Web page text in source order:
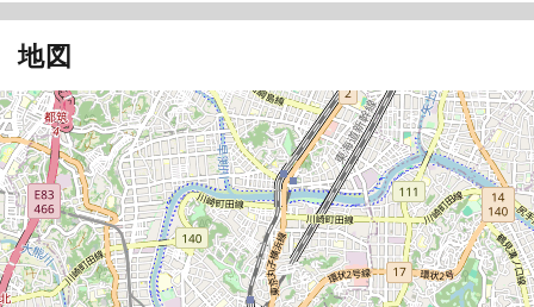
地図
太田屋